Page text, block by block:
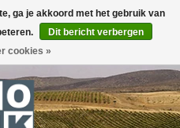
ga je akkoord met het gebruik van
Dit bericht verbergen
cookies »